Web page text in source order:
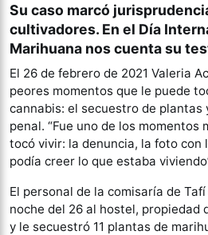
Su caso marcó
cultivadores. En el Día
Marihuana nos cuenta su
El 26 de febrero de 2021 Valeria
peores momentos que le puede
cannabis: el secuestro de plantas
penal. “Fue uno de los momentos
tocó vivir: la denuncia, la foto con
podía creer lo que estaba
El personal de la comisaría de
noche del 26 al hostel, propiedad
y le secuestró 11 plantas de